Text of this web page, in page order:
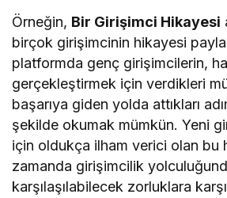
Örneğin, Bir Girişimci Hikayesi
birçok girişimcinin hikayesi
platformda genç girişimcilerin,
gerçekleştirmek için verdikleri
başarıya giden yolda attıkları
şekilde okumak mümkün. Yeni
için oldukça ilham verici olan bu
zamanda girişimcilik
karşılaşılabilecek zorluklara